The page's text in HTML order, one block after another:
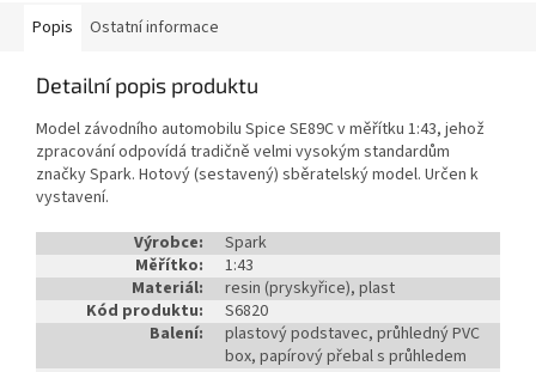
Popis Ostatní informace
Detailní popis produktu
Model závodního automobilu Spice SE89C v měřítku 1:43, jehož
zpracování odpovídá tradičně velmi vysokým standardům
značky Spark. Hotový (sestavený) sběratelský model. Určen k
vystavení.
Výrobce:
Spark
Měřítko:
1:43
Materiál:
resin (pryskyřice), plast
Kód produktu:
S6820
Balení:
plastový podstavec, průhledný PVC
box, papírový přebal s průhledem